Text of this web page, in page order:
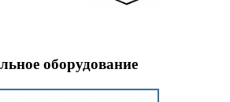
оборудование